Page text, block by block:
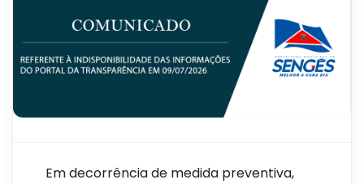
Em decorrência de medida preventiva,